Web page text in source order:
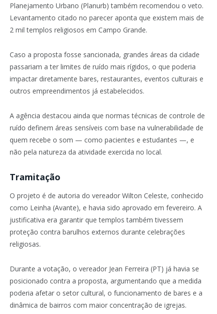
Planejamento Urbano (Planurb) também recomendou o veto.
Levantamento citado no parecer aponta que existem mais de
2 mil templos religiosos em Campo Grande.
Caso a proposta fosse sancionada, grandes áreas da cidade
passariam a ter limites de ruído mais rígidos, o que poderia
impactar diretamente bares, restaurantes, eventos culturais e
outros empreendimentos já estabelecidos.
A agência destacou ainda que normas técnicas de controle de
ruído definem áreas sensíveis com base na vulnerabilidade de
quem recebe o som — como pacientes e estudantes —, e
não pela natureza da atividade exercida no local.
Tramitação
O projeto é de autoria do vereador Wilton Celeste, conhecido
como Leinha (Avante), e havia sido aprovado em fevereiro. A
justificativa era garantir que templos também tivessem
proteção contra barulhos externos durante celebrações
religiosas.
Durante a votação, o vereador Jean Ferreira (PT) já havia se
posicionado contra a proposta, argumentando que a medida
poderia afetar o setor cultural, o funcionamento de bares e a
dinâmica de bairros com maior concentração de igrejas.